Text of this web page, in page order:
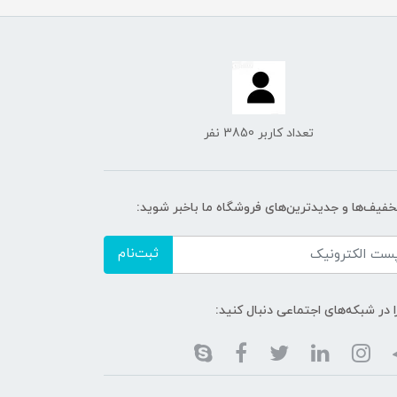
تعداد کاربر 3850 نفر
و جدیدترین‌های فروشگاه ما باخبر شوید:
ثبت‌نام
در شبکه‌های اجتماعی دنبال کنید: